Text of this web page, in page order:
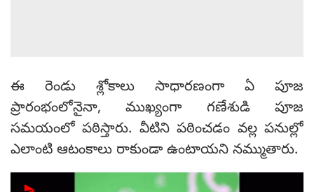
ఈ రెండు శ్లోకాలు సాధారణంగా ఏ పూజ
ప్రారంభంలోనైనా, ముఖ్యంగా గణేశుడి పూజ
సమయంలో పఠిస్తారు. వీటిని పఠించడం వల్ల పనుల్లో
ఎలాంటి ఆటంకాలు రాకుండా ఉంటాయని నమ్ముతారు.